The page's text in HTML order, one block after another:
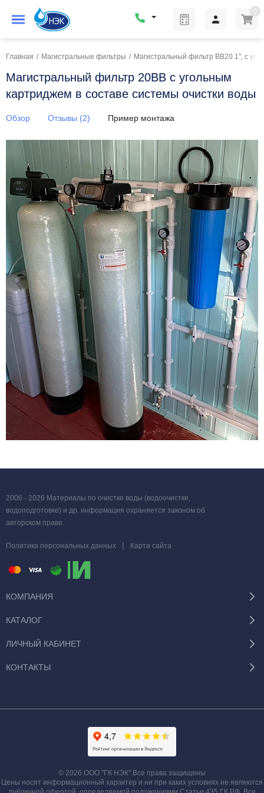
0
Главная / Магистральные фильтры / Магистральный фильтр BB20 1", с
Магистральный фильтр 20BB с угольным
картриджем в составе системы очистки воды
Обзор Отзывы (2) Пример монтажа
2006 - 2026 Материалы по очистке воды (водоочистке,
водоподготовке) и др. информация охраняется законом об
авторском праве.
Политика персональных данных | Карта сайта
КОМПАНИЯ
КАТАЛОГ
ЛИЧНЫЙ КАБИНЕТ
КОНТАКТЫ
© 2026 ООО "ГК НЭК" Все права защищены
Цены носят информационный характер и ни при каких условиях не являются